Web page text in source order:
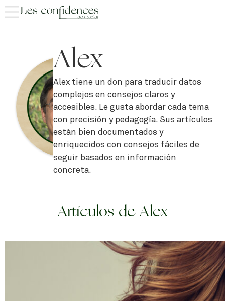
Alex
Alex tiene un don para traducir datos
complejos en consejos claros y
accesibles. Le gusta abordar cada tema
con precisión y pedagogía. Sus artículos
están bien documentados y
enriquecidos con consejos fáciles de
seguir basados en información
concreta.
Artículos de Alex